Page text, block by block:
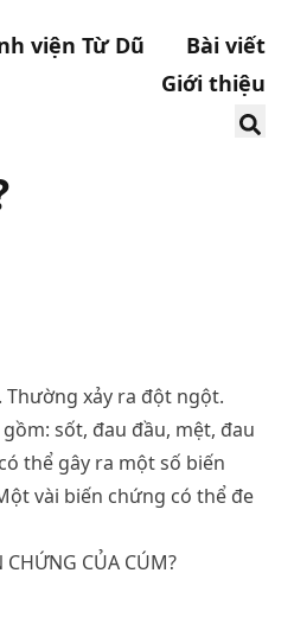
viện Từ Dũ
Bài viết
Giới thiệu
Thường xảy ra đột ngột.
sốt, đau đầu, mệt, đau
thể gây ra một số biến
vài biến chứng có thể đe
CỦA CÚM?